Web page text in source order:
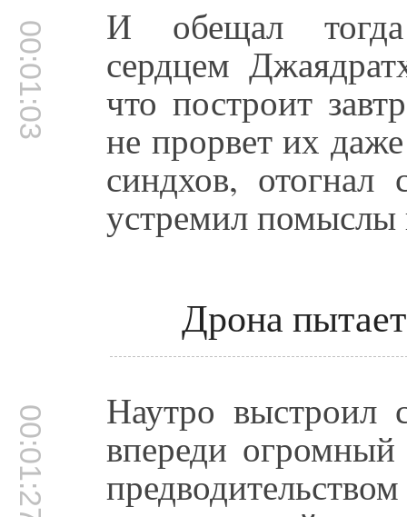
00:01:03 И обещал
сердцем
что построит
не прорвет их
синдхов,
устремил помыслы
Дрона
00:01:27 Наутро выстроил
впереди